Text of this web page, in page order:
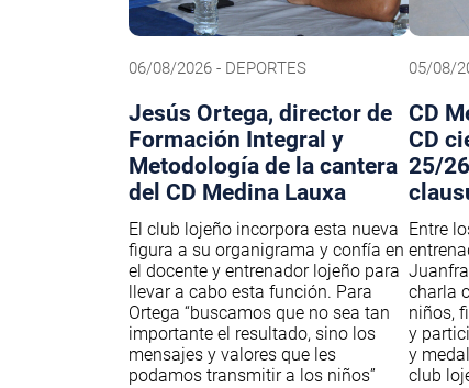
06/08/2026 - DEPORTES
Jesús Ortega, director de
Formación Integral y
Metodología de la cantera
del CD Medina Lauxa
El club lojeño incorpora esta nueva
figura a su organigrama y confía en
el docente y entrenador lojeño para
llevar a cabo esta función. Para
Ortega “buscamos que no sea tan
importante el resultado, sino los
mensajes y valores que les
podamos transmitir a los niños”
05/08/
CD
CD
25/
Entre
charla
niños,
y
y
club